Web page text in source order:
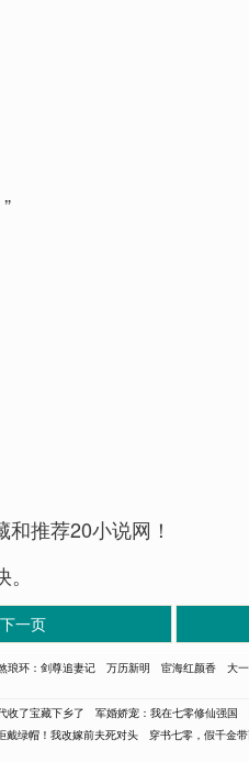
推荐20小说网！
下一页
琅环：剑尊追妻记 万历新明 宦海红颜香 大
收了宝藏下乡了 军婚娇宠：我在七零修仙强国
戴绿帽！我改嫁前夫死对头 穿书七零，假千金